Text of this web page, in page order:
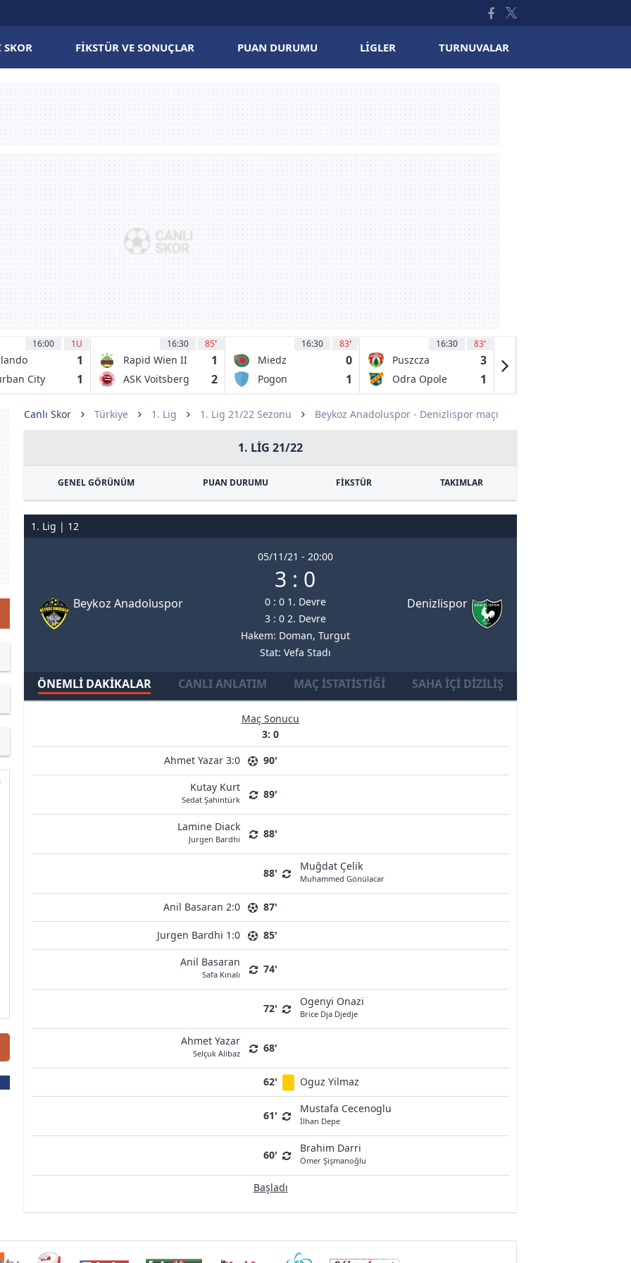
SKOR FIKSTÜR VE SONUÇLAR PUAN DURUMU LIGLER TURNUVALAR
16:00 1U
FC
1
City
1
16:30 85'
Rapid Wien II 1
ASK Voitsberg 2
16:30 83'
Miedz
Legnica
0
Pogon
Mazowiecki
1
16:30 83'
Puszcza
Niepolomice
3
Odra Opole 1
Canlı Skor Türkiye 1. Lig 1. Lig 21/22 Sezonu Beykoz Anadoluspor - Denizlispor maçı
1. LIG 21/22
GENEL GÖRÜNÜM PUAN DURUMU FİKSTÜR TAKIMLAR
1. Lig | 12
Beykoz Anadoluspor
05/11/21 - 20:00
3 : 0
0 : 0 1. Devre
3 : 0 2. Devre
Hakem: Doman, Turgut
Stat: Vefa Stadı
Denizlispor
ÖNEMLI DAKIKALAR CANLI ANLATIM MAÇ İSTATISTIĞI SAHA İÇI DIZILIŞ
Maç Sonucu
3: 0
Ahmet Yazar 3:0
90'
Kutay Kurt
Sedat Şahintürk 89'
Lamine Diack
Jurgen Bardhi 88'
88'
Muğdat Çelik
Muhammed Gönülacar
Anil Basaran 2:0 87'
Jurgen Bardhi 1:0
85'
Anil Basaran
Safa Kınalı 74'
72'
Ogenyi Onazi
Brice Dja Djedje
Ahmet Yazar
Selçuk Alibaz 68'
62' Oguz Yilmaz
61'
Mustafa Cecenoglu
İlhan Depe
60'
Brahim Darri
Ömer Şişmanoğlu
Başladı